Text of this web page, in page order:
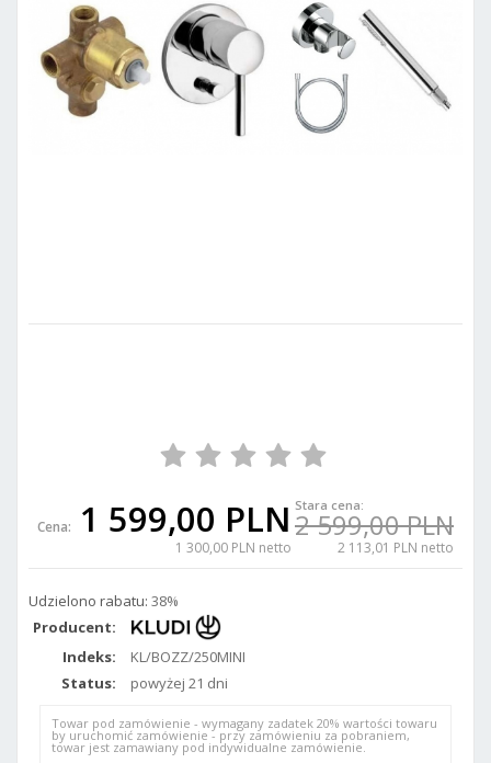
Cena: 1 599,00 PLN
1 300,00 PLN netto
Stara cena:
2 599,00 PLN
2 113,01 PLN netto
Udzielono rabatu: 38%
Producent:
Indeks:
KL/BOZZ/250MINI
Status:
powyżej 21 dni
Towar pod zamówienie - wymagany zadatek 20% wartości towaru
by uruchomić zamówienie - przy zamówieniu za pobraniem,
towar jest zamawiany pod indywidualne zamówienie.